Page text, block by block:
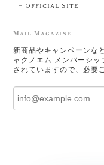
Official Site
Mail Magazine
新商品やキャンペーンな
ャクノエム メンバーシ
されていますので、必要